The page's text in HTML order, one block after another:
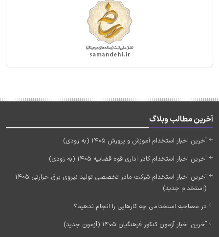
آخرین مطالب وبلاگ
آخرین اخبار استخدام آموزش و پرورش 1405 (به زودی)
آخرین اخبار استخدام کادر اداری قوه قضاییه 1405 (به زودی)
آخرین اخبار استخدام شرکت مادر تخصصی تولید نیروی برق حرارتی 1405
(استخدام جدید)
در مصاحبه استخدامی چه کارهایی را انجام ندهیم؟
آخرین اخبار آزمون کنکور فرهنگیان 1405 (آزمون جدید)